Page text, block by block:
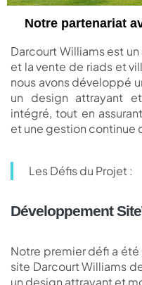
Notre partenariat
Darcourt Williams est
et la vente de riads et
nous avons développé
un design attrayant
intégré, tout en
et une gestion continue
Les Défis du Projet :
Développement
Notre premier défi a
site Darcourt Williams
un design attrayant et